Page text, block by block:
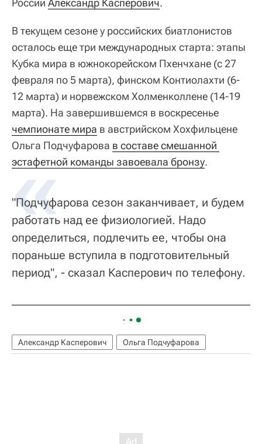
России Александр Касперович.
В текущем сезоне у российских биатлонистов
осталось еще три международных старта: этапы
Кубка мира в южнокорейском Пхенчхане (с 27
февраля по 5 марта), финском Контиолахти (6-
12 марта) и норвежском Холменколлене (14-19
марта). На завершившемся в воскресенье
чемпионате мира в австрийском Хохфильцене
Ольга Подчуфарова в составе смешанной
эстафетной команды завоевала бронзу.
"Подчуфарова сезон заканчивает, и будем
работать над ее физиологией. Надо
определиться, подлечить ее, чтобы она
пораньше вступила в подготовительный
период", - сказал Касперович по телефону.
Александр Касперович Ольга Подчуфарова